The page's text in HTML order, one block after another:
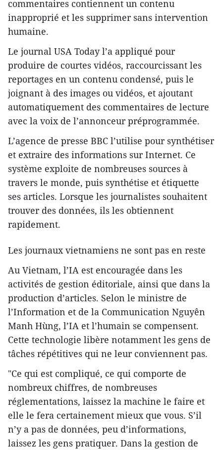
commentaires contiennent un contenu
inapproprié et les supprimer sans intervention
humaine.
Le journal USA Today l’a appliqué pour
produire de courtes vidéos, raccourcissant les
reportages en un contenu condensé, puis le
joignant à des images ou vidéos, et ajoutant
automatiquement des commentaires de lecture
avec la voix de l’annonceur préprogrammée.
L’agence de presse BBC l’utilise pour synthétiser
et extraire des informations sur Internet. Ce
système exploite de nombreuses sources à
travers le monde, puis synthétise et étiquette
ses articles. Lorsque les journalistes souhaitent
trouver des données, ils les obtiennent
rapidement.
Les journaux vietnamiens ne sont pas en reste
Au Vietnam, l’IA est encouragée dans les
activités de gestion éditoriale, ainsi que dans la
production d’articles. Selon le ministre de
l’Information et de la Communication Nguyên
Manh Hùng, l’IA et l’humain se compensent.
Cette technologie libère notamment les gens de
tâches répétitives qui ne leur conviennent pas.
"Ce qui est compliqué, ce qui comporte de
nombreux chiffres, de nombreuses
réglementations, laissez la machine le faire et
elle le fera certainement mieux que vous. S’il
n’y a pas de données, peu d’informations,
laissez les gens pratiquer. Dans la gestion de